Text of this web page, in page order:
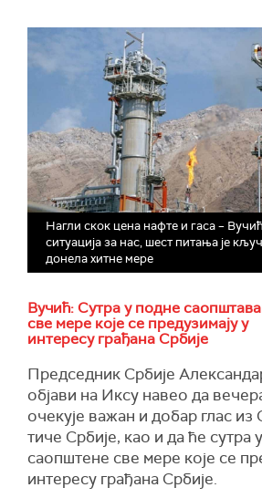
Нагли скок цена нафте и гаса –
ситуација за нас, шест питања је
донела хитне мере
Вучић: Сутра у подне
све мере које се предузимају у
интересу грађана Србије
Председник Србије
објави на Иксу навео да
очекује важан и добар глас из
тиче Србије, као и да ће сутра
саопштене све мере које се
интересу грађана Србије.